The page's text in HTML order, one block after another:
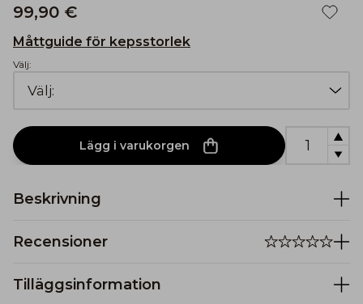
99,90 €
Måttguide för kepsstorlek
Välj:
Lägg i varukorgen
Beskrivning
Recensioner
Tilläggsinformation